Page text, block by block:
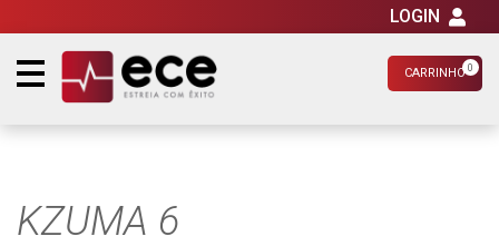
CARRINHO 0
LOGIN
KZUMA 6